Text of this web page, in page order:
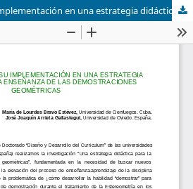
El método Delphi. Su implementación en una estrategia didáctica para la enseñanza de las demostraciones geométricas